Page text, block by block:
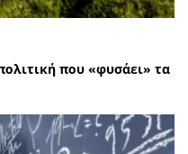
που «φυσάει» τα